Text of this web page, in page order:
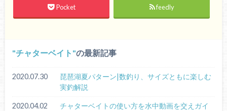
Pocket feedly
チャターベイト の最新記事
2020.07.30
琵琶湖夏パターン|数釣り、サイズともに楽しむ
実釣解説
2020.04.02
チャターベイトの使い方を水中動画を交えガイ